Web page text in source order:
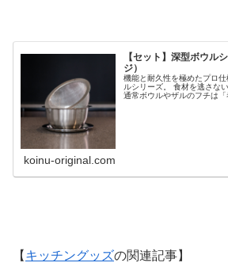
【セット】深型ボウル
ジ）
機能と耐久性を極めたプロ
ルシリーズ。 食材を逃さな
通常ボウルやザルのフチは「
koinu-original.com
【 キッチングッズの関連記事】